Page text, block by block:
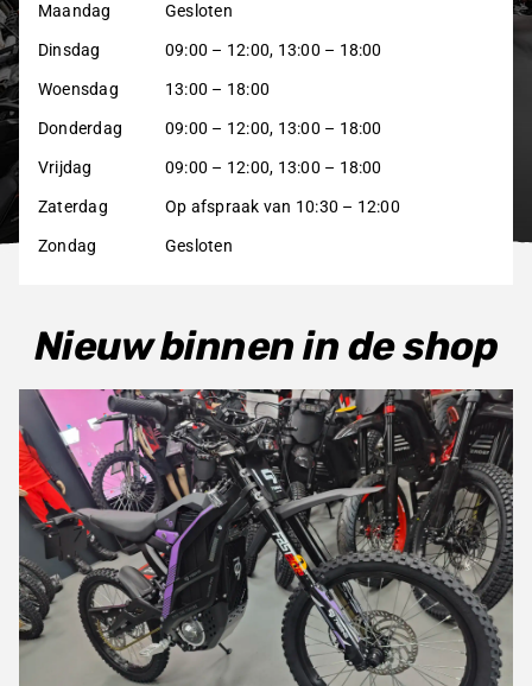
Maandag Gesloten
Dinsdag 09:00 – 12:00, 13:00 – 18:00
Woensdag 13:00 – 18:00
Donderdag 09:00 – 12:00, 13:00 – 18:00
Vrijdag 09:00 – 12:00, 13:00 – 18:00
Zaterdag Op afspraak van 10:30 – 12:00
Zondag Gesloten
Nieuw binnen in de shop